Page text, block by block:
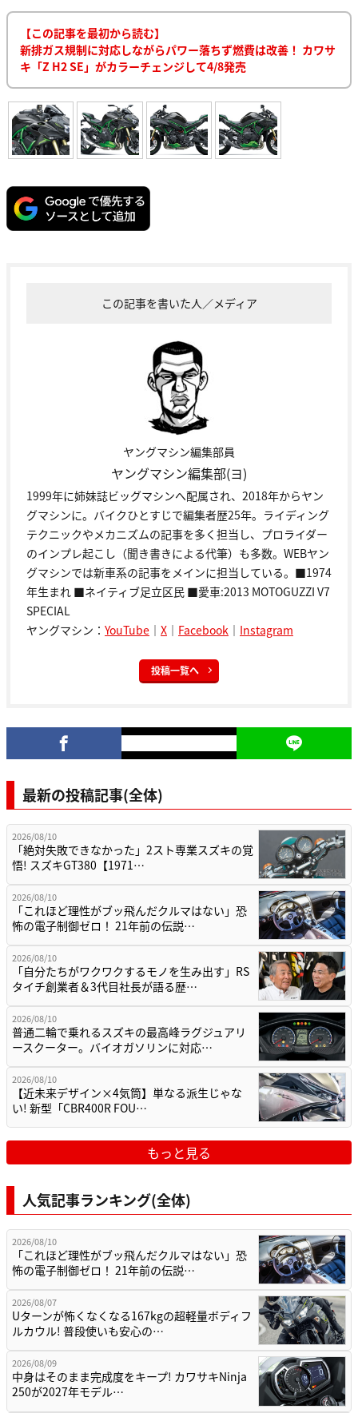
【この記事を最初から読む】
新排ガス規制に対応しながらパワー落ちず燃費は改善！ カワサ
キ「Z H2 SE」がカラーチェンジして4/8発売
この記事を書いた人／メディア
ヤングマシン編集部員
ヤングマシン編集部(ヨ)
1999年に姉妹誌ビッグマシンへ配属され、2018年からヤン
グマシンに。バイクひとすじで編集者歴25年。ライディング
テクニックやメカニズムの記事を多く担当し、プロライダー
のインプレ起こし（聞き書きによる代筆）も多数。WEBヤン
グマシンでは新車系の記事をメインに担当している。■1974
年生まれ ■ネイティブ足立区民 ■愛車:2013 MOTOGUZZI V7
SPECIAL
ヤングマシン： YouTube ｜ X ｜ Facebook ｜ Instagram
投稿一覧へ
最新の投稿記事(全体)
2026/08/10
「絶対失敗できなかった」2スト専業スズキの覚
悟! スズキGT380【1971…
2026/08/10
「これほど理性がブッ飛んだクルマはない」恐
怖の電子制御ゼロ！ 21年前の伝説…
2026/08/10
「自分たちがワクワクするモノを生み出す」RS
タイチ創業者＆3代目社長が語る歴…
2026/08/10
普通二輪で乗れるスズキの最高峰ラグジュアリ
ースクーター。バイオガソリンに対応…
2026/08/10
【近未来デザイン×4気筒】単なる派生じゃな
い! 新型「CBR400R FOU…
もっと見る
人気記事ランキング(全体)
2026/08/10
「これほど理性がブッ飛んだクルマはない」恐
怖の電子制御ゼロ！ 21年前の伝説…
2026/08/07
Uターンが怖くなくなる167kgの超軽量ボディフ
ルカウル! 普段使いも安心の…
2026/08/09
中身はそのまま完成度をキープ! カワサキNinja
250が2027年モデル…